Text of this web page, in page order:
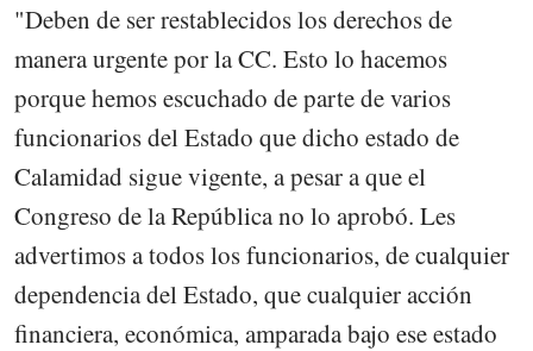
"Deben de ser restablecidos los derechos de
manera urgente por la CC. Esto lo hacemos
porque hemos escuchado de parte de varios
funcionarios del Estado que dicho estado de
Calamidad sigue vigente, a pesar a que el
Congreso de la República no lo aprobó. Les
advertimos a todos los funcionarios, de cualquier
dependencia del Estado, que cualquier acción
financiera, económica, amparada bajo ese estado